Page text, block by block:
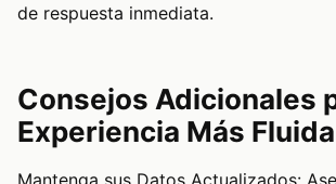
de respuesta inmediata.
Consejos Adicionales
Experiencia Más Fluida
Mantenga sus Datos Actualizados: